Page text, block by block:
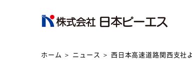
ホーム ＞ ニュース ＞ 西日本高速道路関西支社